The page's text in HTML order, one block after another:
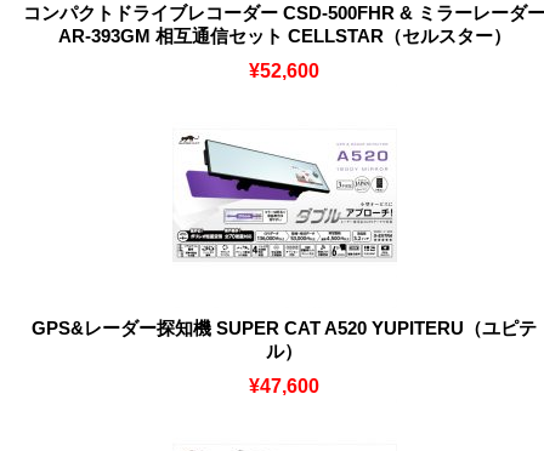
コンパクトドライブレコーダー CSD-500FHR & ミラーレーダー
AR-393GM 相互通信セット CELLSTAR（セルスター）
¥52,600
GPS&レーダー探知機 SUPER CAT A520 YUPITERU（ユピテ
ル）
¥47,600